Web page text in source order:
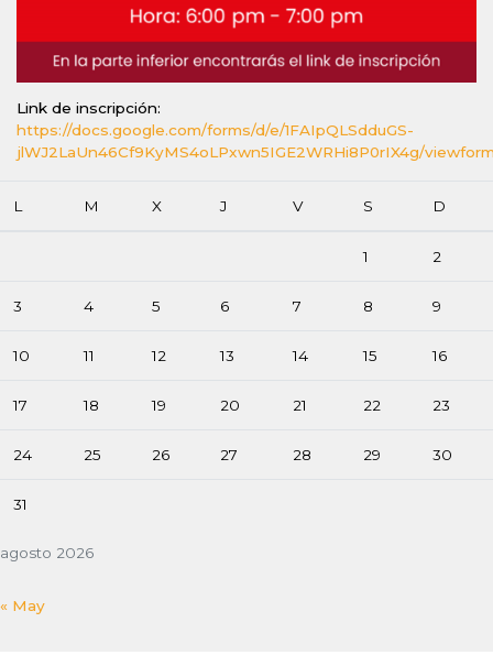
Link de inscripción:
https://docs.google.com/forms/d/e/1FAIpQLSdduGS-
jlWJ2LaUn46Cf9KyMS4oLPxwn5IGE2WRHi8P0rIX4g/
agosto 2026
L M X J V S D
1 2
3 4 5 6 7 8 9
10 11 12 13 14 15 16
17 18 19 20 21 22 23
24 25 26 27 28 29 30
31
« May